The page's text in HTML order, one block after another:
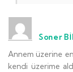
Soner
Annem üzerine
kendi üzerime